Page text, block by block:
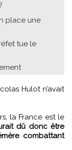
place une
tue le
la France est le
dû donc être
combattant